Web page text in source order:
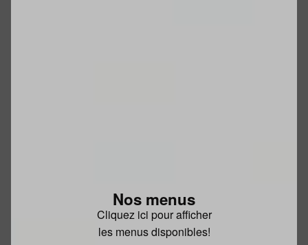
Nos menus
Cliquez ici pour afficher
les menus disponibles!